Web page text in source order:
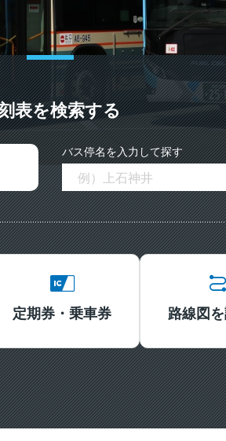
表を検索する
バス停名を入力して探す
定期券・乗車券 路線図